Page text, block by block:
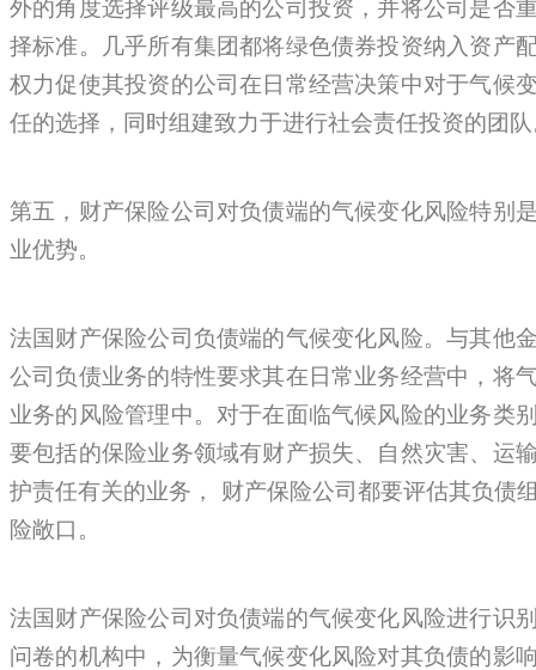
外的角度选择评级最高的公司投资，并将公司是否
择标准。几乎所有集团都将绿色债券投资纳入资产
权力促使其投资的公司在日常经营决策中对于气候
任的选择，同时组建致力于进行社会责任投资的团
第五，财产保险公司对负债端的气候变化风险特别
业优势。
法国财产保险公司负债端的气候变化风险。与其他
公司负债业务的特性要求其在日常业务经营中，将
业务的风险管理中。对于在面临气候风险的业务类
要包括的保险业务领域有财产损失、自然灾害、运
护责任有关的业务， 财产保险公司都要评估其负债
险敞口。
法国财产保险公司对负债端的气候变化风险进行识
问卷的机构中，为衡量气候变化风险对其负债的影